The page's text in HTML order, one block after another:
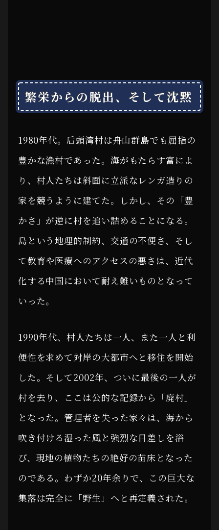
繁栄からの脱出、そして沈黙
1980年代。后頭湾村は舟山群島でも屈指の
豊かな漁村であった。海がもたらす富によ
り、村人たちは斜面に立派なレンガ造りの
家を競うように建てた。しかし、その「豊
かさ」が逆に村を追い詰めることになる。
島という地理的制約、交通の不便さ、そし
て教育や医療へのアクセスの悪さは、近代
化する中国において耐え難いものとなって
いった。
1990年代、村人たちは一人、また一人と利
便性を求めて対岸の大都市へと移住を開始
した。そして2002年、ついに最後の一人が
村を去り、ここは公的な記録から「廃村」
となった。管理者を失った家々は、海から
吹き付ける湿った風と強烈な日差しを浴
び、現地の植物たちの絶好の苗床となった
のである。わずか20年余りで、この巨大な
集落は完全に「野生」へと再定義された。